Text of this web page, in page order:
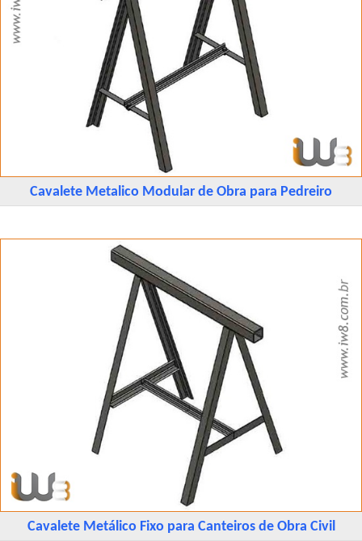
Cavalete Metalico Modular de Obra para Pedreiro
Cavalete Metálico Fixo para Canteiros de Obra Civil